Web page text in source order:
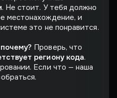
. Не стоит. У тебя должно
местонахождение, и
это не понравится.
Проверь, что
региону кода.
Если что — наша